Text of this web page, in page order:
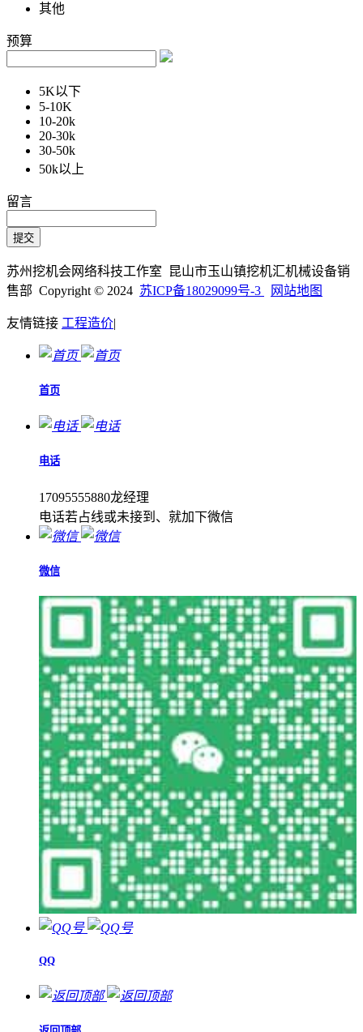
其他
预算
5K以下
5-10K
10-20k
20-30k
30-50k
50k以上
留言
苏州挖机会网络科技工作室 昆山市玉山镇挖机汇机械设备销
售部 Copyright © 2024 苏ICP备18029099号-3 网站地图
友情链接 工程造价|
首页
电话
17095555880龙经理
电话若占线或未接到、就加下微信
微信
QQ